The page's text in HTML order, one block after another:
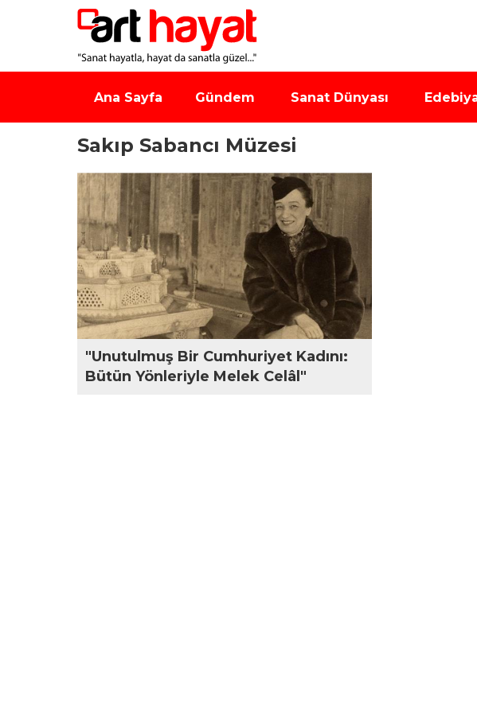
Ana Sayfa Gündem Sanat Dünyası
Sakıp Sabancı Müzesi
"Unutulmuş Bir Cumhuriyet Kadını:
Bütün Yönleriyle Melek Celâl"